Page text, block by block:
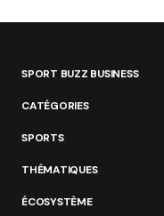
SPORT BUZZ BUSINESS
CATÉGORIES
SPORTS
THÉMATIQUES
ÉCOSYSTÈME